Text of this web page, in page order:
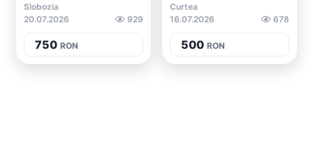
Slobozia
20.07.2026
929
750 RON
Curtea
16.07.2026
678
500 RON